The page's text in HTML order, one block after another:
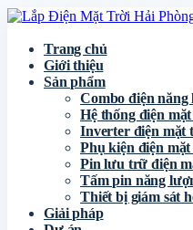
Trang chủ
Giới thiệu
Sản phẩm
Combo điện
Hệ thống điện
Inverter điện mặt
Phụ kiện điện
Pin lưu trữ điện
Tấm pin năng
Thiết bị giám sát
Giải pháp